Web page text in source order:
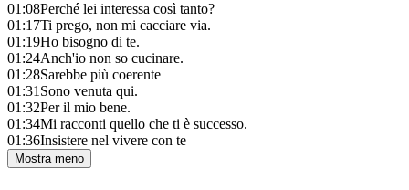
01:08Perché lei interessa così tanto?
01:17Ti prego, non mi cacciare via.
01:19Ho bisogno di te.
01:24Anch'io non so cucinare.
01:28Sarebbe più coerente
01:31Sono venuta qui.
01:32Per il mio bene.
01:34Mi racconti quello che ti è successo.
01:36Insistere nel vivere con te
Mostra meno